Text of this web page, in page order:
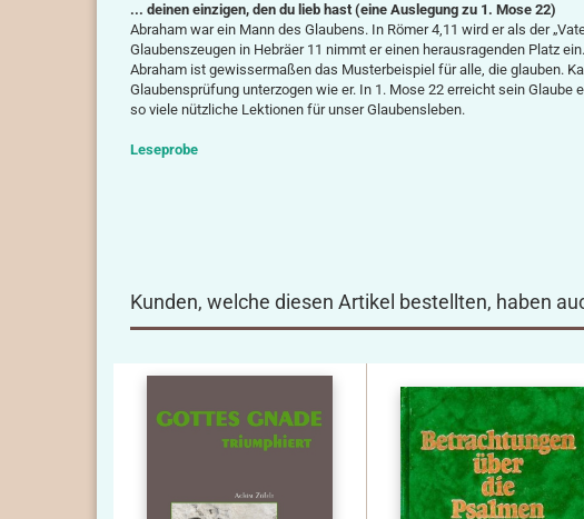
... deinen einzigen, den du lieb hast (eine Auslegung zu 1. Mose 22)
Abraham war ein Mann des Glaubens. In Römer 4,11 wird er als der
Glaubenszeugen in Hebräer 11 nimmt er einen herausragenden Platz ein.
Abraham ist gewissermaßen das Musterbeispiel für alle, die glauben.
Glaubensprüfung unterzogen wie er. In 1. Mose 22 erreicht sein Glaube
so viele nützliche Lektionen für unser Glaubensleben.
Leseprobe
Kunden, welche diesen Artikel bestellten, haben